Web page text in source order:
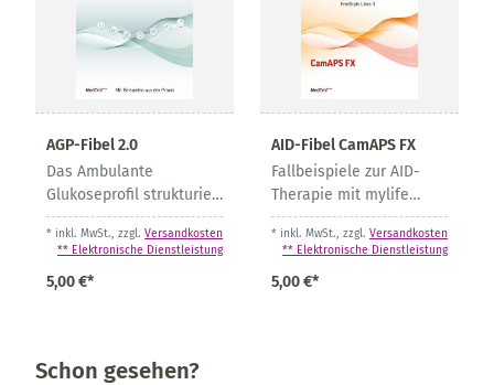
AGP-Fibel 2.0
5,00 €*
Das Ambulante
Glukoseprofil strukturiert
auswerten - neue
Einblicke
* inkl. MwSt., zzgl. Versandkosten
** Elektronische Dienstleistung
AID-Fibel CamAPS FX
5,00 €*
Fallbeispiele zur AID-
Therapie mit mylife
CamAPS FX und
FreeStyle Libre 3
* inkl. MwSt., zzgl. Versandkosten
** Elektronische Dienstleistung
Schon gesehen?